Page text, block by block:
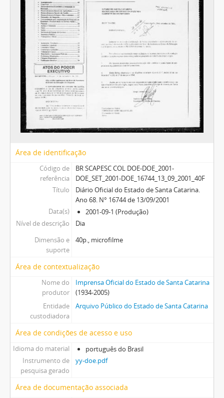
Área de identificação
Código de
referência
BR SCAPESC COL DOE-DOE_2001-
DOE_SET_2001-DOE_16744_13_09_2001_40F
Título
Diário Oficial do Estado de Santa Catarina.
Ano 68. N° 16744 de 13/09/2001
Data(s)
2001-09-1 (Produção)
Nível de descrição
Dia
Dimensão e
suporte
40p., microfilme
Área de contextualização
Nome do
produtor
Imprensa Oficial do Estado de Santa Catarina
(1934-2005)
Entidade
custodiadora
Arquivo Público do Estado de Santa Catarina
Área de condições de acesso e uso
Idioma do material
português do Brasil
Instrumento de
pesquisa gerado
yy-doe.pdf
Área de documentação associada